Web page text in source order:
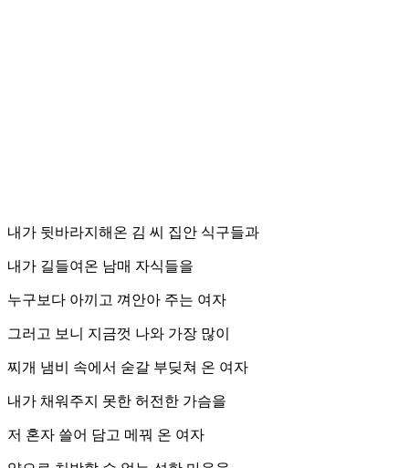
내가 뒷바라지해온 김 씨 집안 식구들과
내가 길들여온 남매 자식들을
누구보다 아끼고 껴안아 주는 여자
그러고 보니 지금껏 나와 가장 많이
찌개 냄비 속에서 숟갈 부딪쳐 온 여자
내가 채워주지 못한 허전한 가슴을
저 혼자 쓸어 담고 메꿔 온 여자